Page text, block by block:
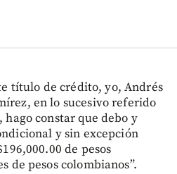
título de crédito, yo, Andrés
en lo sucesivo referido
constar que debo y
y sin excepción
de pesos
de pesos colombianos”.